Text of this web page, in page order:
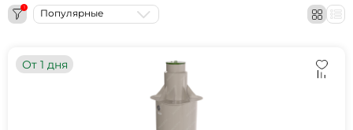
1 Популярные
От 1 дня